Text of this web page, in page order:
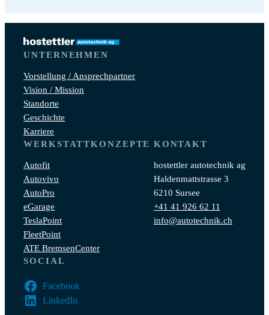
UNTERNEHMEN
Vorstellung / Ansprechpartner
Vision / Mission
Standorte
Geschichte
Karriere
WERKSTATTKONZEPTE
Autofit
Autovivo
AutoPro
eGarage
TeslaPoint
FleetPoint
ATE BremsenCenter
KONTAKT
hostettler autotechnik ag
Haldenmattstrasse 3
6210 Sursee
+41 41 926 62 11
info@autotechnik.ch
SOCIAL
Facebook
LinkedIn